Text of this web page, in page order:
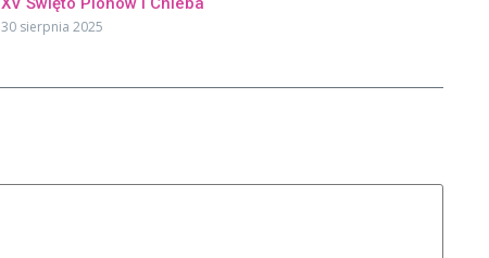
30 sierpnia 2025